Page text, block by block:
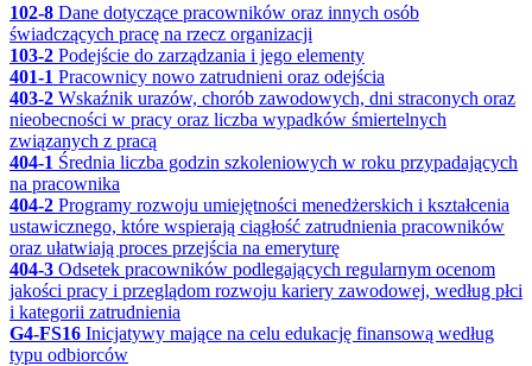
102-8 Dane dotyczące pracowników oraz innych osób
świadczących pracę na rzecz organizacji
103-2 Podejście do zarządzania i jego elementy
401-1 Pracownicy nowo zatrudnieni oraz odejścia
403-2 Wskaźnik urazów, chorób zawodowych, dni straconych oraz
nieobecności w pracy oraz liczba wypadków śmiertelnych
związanych z pracą
404-1 Średnia liczba godzin szkoleniowych w roku przypadających
na pracownika
404-2 Programy rozwoju umiejętności menedżerskich i kształcenia
ustawicznego, które wspierają ciągłość zatrudnienia pracowników
oraz ułatwiają proces przejścia na emeryturę
404-3 Odsetek pracowników podlegających regularnym ocenom
jakości pracy i przeglądom rozwoju kariery zawodowej, według płci
i kategorii zatrudnienia
G4-FS16 Inicjatywy mające na celu edukację finansową według
typu odbiorców